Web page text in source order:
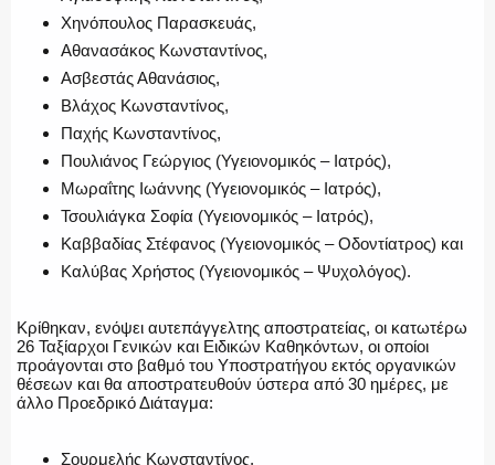
Χηνόπουλος Παρασκευάς,
Αθανασάκος Κωνσταντίνος,
Ασβεστάς Αθανάσιος,
Βλάχος Κωνσταντίνος,
Παχής Κωνσταντίνος,
Πουλιάνος Γεώργιος (Υγειονομικός – Ιατρός),
Μωραΐτης Ιωάννης (Υγειονομικός – Ιατρός),
Τσουλιάγκα Σοφία (Υγειονομικός – Ιατρός),
Καββαδίας Στέφανος (Υγειονομικός – Οδοντίατρος) και
Καλύβας Χρήστος (Υγειονομικός – Ψυχολόγος).
Κρίθηκαν, ενόψει αυτεπάγγελτης αποστρατείας, οι κατωτέρω
26 Ταξίαρχοι Γενικών και Ειδικών Καθηκόντων, οι οποίοι
προάγονται στο βαθμό του Υποστρατήγου εκτός οργανικών
θέσεων και θα αποστρατευθούν ύστερα από 30 ημέρες, με
άλλο Προεδρικό Διάταγμα:
Σουρμελής Κωνσταντίνος,